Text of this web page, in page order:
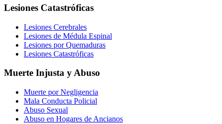
Lesiones Catastróficas
Lesiones Cerebrales
Lesiones de Médula Espinal
Lesiones por Quemaduras
Lesiones Catastróficas
Muerte Injusta y Abuso
Muerte por Negligencia
Mala Conducta Policial
Abuso Sexual
Abuso en Hogares de Ancianos